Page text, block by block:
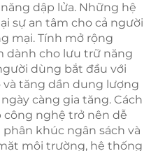
dập lửa. Những hệ
sự an tâm cho cả người
mại. Tính mở rộng
dành cho lưu trữ năng
dùng bắt đầu với
tăng dần dung lượng
càng gia tăng. Cách
nghệ trở nên dễ
khúc ngân sách và
môi trường, hệ thống